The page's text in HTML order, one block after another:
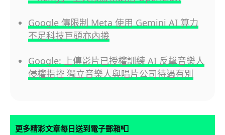
Google 傳限制 Meta 使用 Gemini AI 算力
不足科技巨頭亦內捲
Google: 上傳影片已授權訓練 AI 反擊音樂人
侵權指控 獨立音樂人與唱片公司待遇有別
更多精彩文章每日送到電子郵箱📮